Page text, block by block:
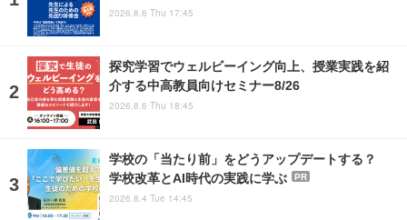
2026.8.6 Thu 17:45
探究学習でウェルビーイング向上、授業実践を紹
介する中高教員向けセミナー8/26
2026.8.6 Thu 18:45
学校の「当たり前」をどうアップデートする？
学校改革とAI時代の実践に学ぶ
PR
2026.8.4 Tue 14:45